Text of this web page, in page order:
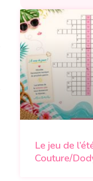
Le jeu de
Couture/